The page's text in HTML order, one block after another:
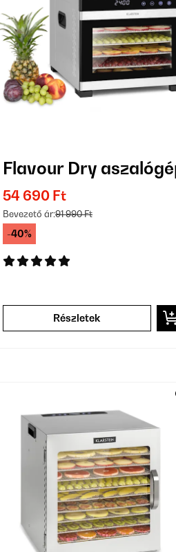
Flavour Dry
54 690 Ft
Bevezető ár:91 990 Ft
-40%
Részletek